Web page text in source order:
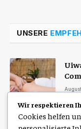
UNSERE
Wir respektieren
Cookies helfen